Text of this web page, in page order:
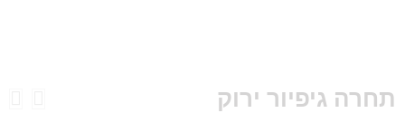
תחרה גיפיור ירוק